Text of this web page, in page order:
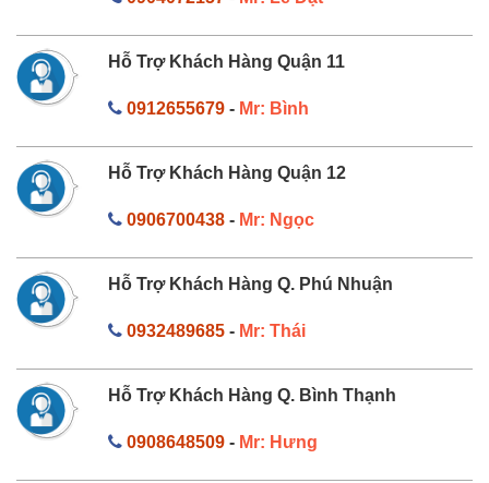
Hỗ Trợ Khách Hàng Quận 11
0912655679- Mr: Bình
Hỗ Trợ Khách Hàng Quận 12
0906700438- Mr: Ngọc
Hỗ Trợ Khách Hàng Q. Phú Nhuận
0932489685- Mr: Thái
Hỗ Trợ Khách Hàng Q. Bình Thạnh
0908648509- Mr: Hưng